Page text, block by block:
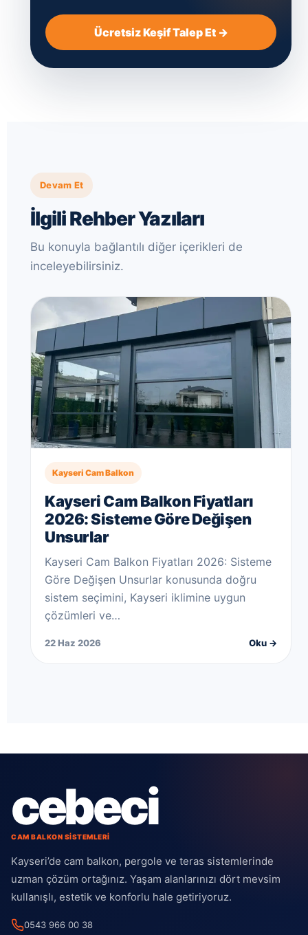
Ücretsiz Keşif Talep Et →
Devam Et
İlgili Rehber Yazıları
Bu konuyla bağlantılı diğer içerikleri de
inceleyebilirsiniz.
Kayseri Cam Balkon
Kayseri Cam Balkon Fiyatları
2026: Sisteme Göre Değişen
Unsurlar
Kayseri Cam Balkon Fiyatları 2026: Sisteme
Göre Değişen Unsurlar konusunda doğru
sistem seçimini, Kayseri iklimine uygun
çözümleri ve…
22 Haz 2026 Oku →
cebeci
CAM BALKON SİSTEMLERİ
Kayseri’de cam balkon, pergole ve teras sistemlerinde
uzman çözüm ortağınız. Yaşam alanlarınızı dört mevsim
kullanışlı, estetik ve konforlu hale getiriyoruz.
0543 966 00 38